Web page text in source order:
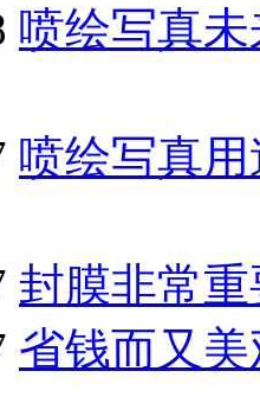
喷绘写真
喷绘写真
封膜非常
省钱而又